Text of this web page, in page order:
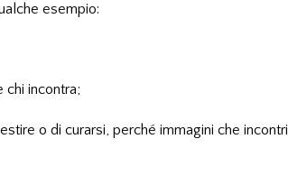
esempio:
chi incontra;
o di curarsi, perché immagini che incontri